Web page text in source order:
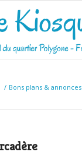
/ Bons plans & annonces